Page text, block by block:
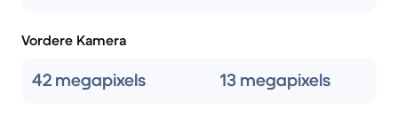
Vordere Kamera
42 megapixels 13 megapixels